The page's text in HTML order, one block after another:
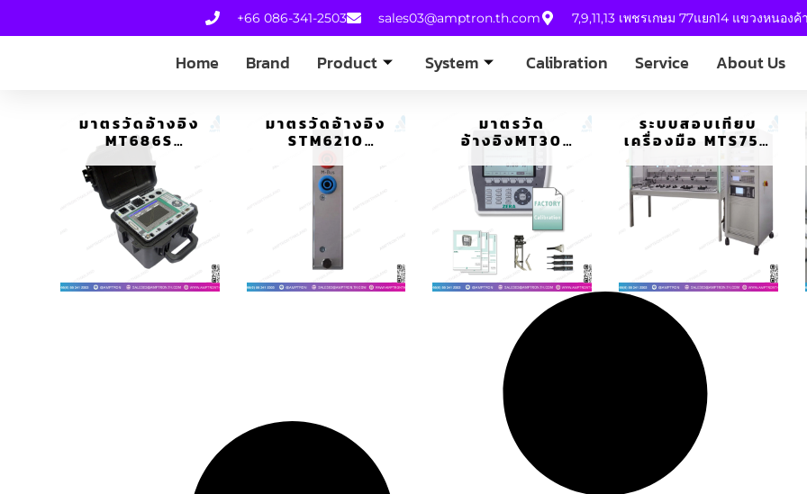
+66 086-341-2503 sales03@amptron.th.com 7,9,11,13 เพชรเกษม 77แยก14 แขวงหนอ
Home Brand Product System Calibration Service About Us
มาตรวัดอ้างอิง
MT686S
PORTABLE TEST
SYSTEM
มาตรวัดอ้างอิง
STM6210
MODULE M-BUS
SLAVE
มาตรวัด
อ้างอิงMT30
PORTABLE
REFERENCE
METER
ระบบสอบเทียบ
เครื่องมือ MTS750
SOURCE SYSTEM